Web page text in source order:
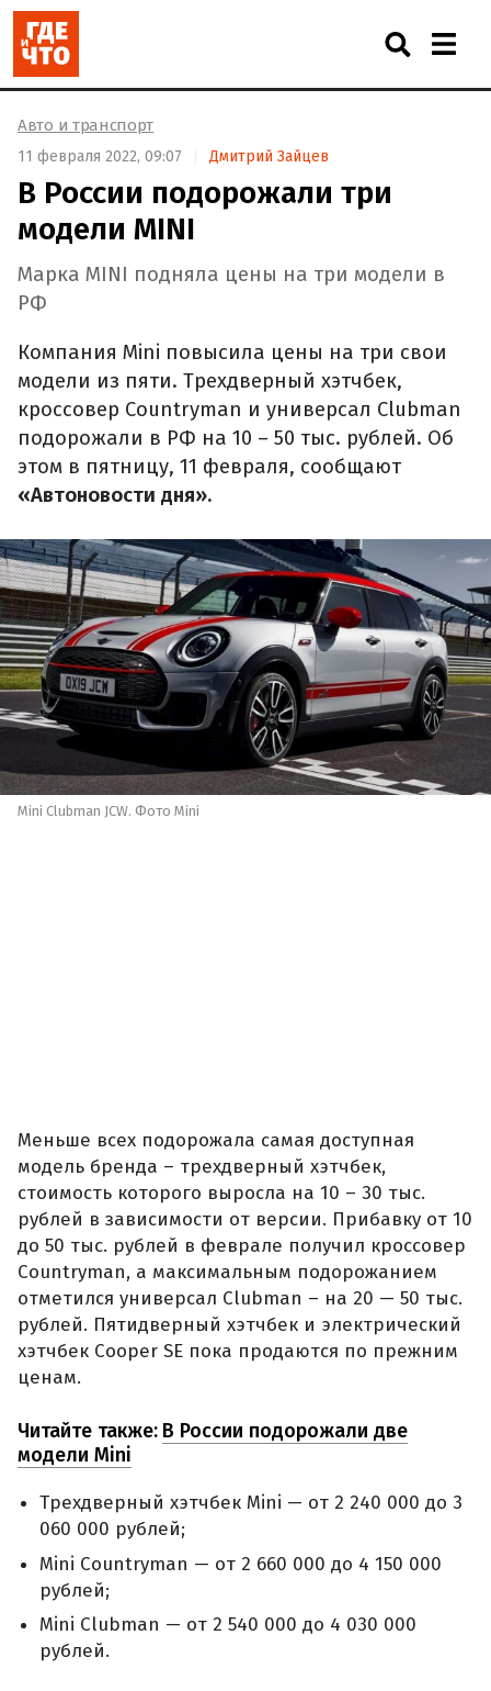
Авто и транспорт
11 февраля 2022, 09:07 Дмитрий Зайцев
В России подорожали три
модели MINI
Марка MINI подняла цены на три модели в
РФ
Компания Mini повысила цены на три свои
модели из пяти. Трехдверный хэтчбек,
кроссовер Countryman и универсал Clubman
подорожали в РФ на 10 – 50 тыс. рублей. Об
этом в пятницу, 11 февраля, сообщают
«Автоновости дня».
Mini Clubman JCW. Фото Mini
Меньше всех подорожала самая доступная
модель бренда – трехдверный хэтчбек,
стоимость которого выросла на 10 – 30 тыс.
рублей в зависимости от версии. Прибавку от 10
до 50 тыс. рублей в феврале получил кроссовер
Countryman, а максимальным подорожанием
отметился универсал Clubman – на 20 — 50 тыс.
рублей. Пятидверный хэтчбек и электрический
хэтчбек Cooper SE пока продаются по прежним
ценам.
Читайте также: В России подорожали две
модели Mini
Трехдверный хэтчбек Mini — от 2 240 000 до 3
060 000 рублей;
Mini Countryman — от 2 660 000 до 4 150 000
рублей;
Mini Clubman — от 2 540 000 до 4 030 000
рублей.